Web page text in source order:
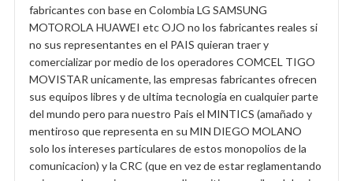
fabricantes con base en Colombia LG SAMSUNG
MOTOROLA HUAWEI etc OJO no los fabricantes reales si
no sus representantes en el PAIS quieran traer y
comercializar por medio de los operadores COMCEL TIGO
MOVISTAR unicamente, las empresas fabricantes ofrecen
sus equipos libres y de ultima tecnologia en cualquier parte
del mundo pero para nuestro Pais el MINTICS (amañado y
mentiroso que representa en su MIN DIEGO MOLANO
solo los intereses particulares de estos monopolios de la
comunicacion) y la CRC (que en vez de estar reglamentando